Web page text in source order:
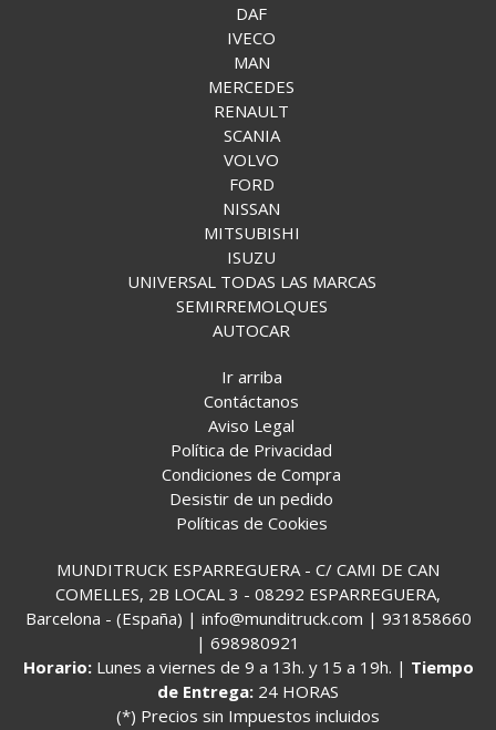
DAF
IVECO
MAN
MERCEDES
RENAULT
SCANIA
VOLVO
FORD
NISSAN
MITSUBISHI
ISUZU
UNIVERSAL TODAS LAS MARCAS
SEMIRREMOLQUES
AUTOCAR
Ir arriba
Contáctanos
Aviso Legal
Política de Privacidad
Condiciones de Compra
Desistir de un pedido
Políticas de Cookies
MUNDITRUCK ESPARREGUERA - C/ CAMI DE CAN
COMELLES, 2B LOCAL 3 - 08292 ESPARREGUERA,
Barcelona - (España) | info@munditruck.com | 931858660
| 698980921
Horario: Lunes a viernes de 9 a 13h. y 15 a 19h. | Tiempo
de Entrega: 24 HORAS
(*) Precios sin Impuestos incluidos